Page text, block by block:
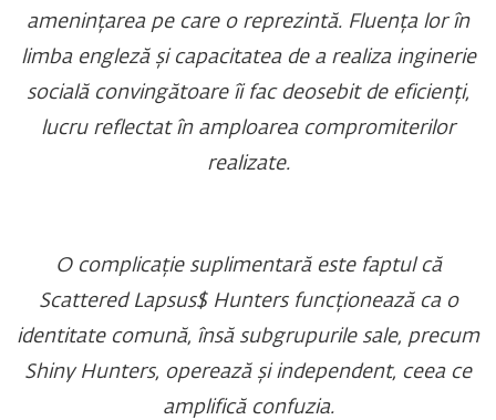
amenințarea pe care o reprezintă. Fluența lor în
limba engleză și capacitatea de a realiza inginerie
socială convingătoare îi fac deosebit de eficienți,
lucru reflectat în amploarea compromiterilor
realizate.
O complicație suplimentară este faptul că
Scattered Lapsus$ Hunters funcționează ca o
identitate comună, însă subgrupurile sale, precum
Shiny Hunters, operează și independent, ceea ce
amplifică confuzia.